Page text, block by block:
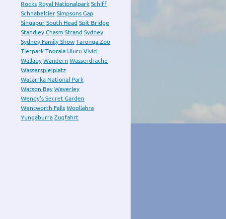
Rocks Royal Nationalpark Schiff
Schnabeltier Simpsons Gap
Singapur South Head Spit Bridge
Standley Chasm Strand Sydney
Sydney Family Show Taronga Zoo
Tierpark Tnorala Uluru Vivid
Wallaby Wandern Wasserdrache
Wasserspielplatz
Watarrka National Park
Watson Bay Waverley
Wendy's Secret Garden
Wentworth Falls Woollahra
Yungaburra Zugfahrt